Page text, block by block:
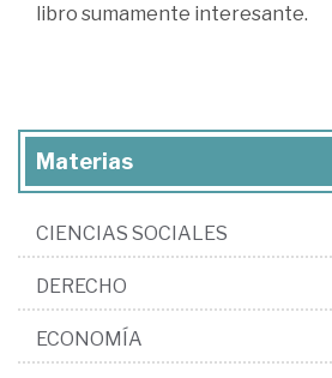
libro sumamente interesante.
Materias
CIENCIAS SOCIALES
DERECHO
ECONOMÍA